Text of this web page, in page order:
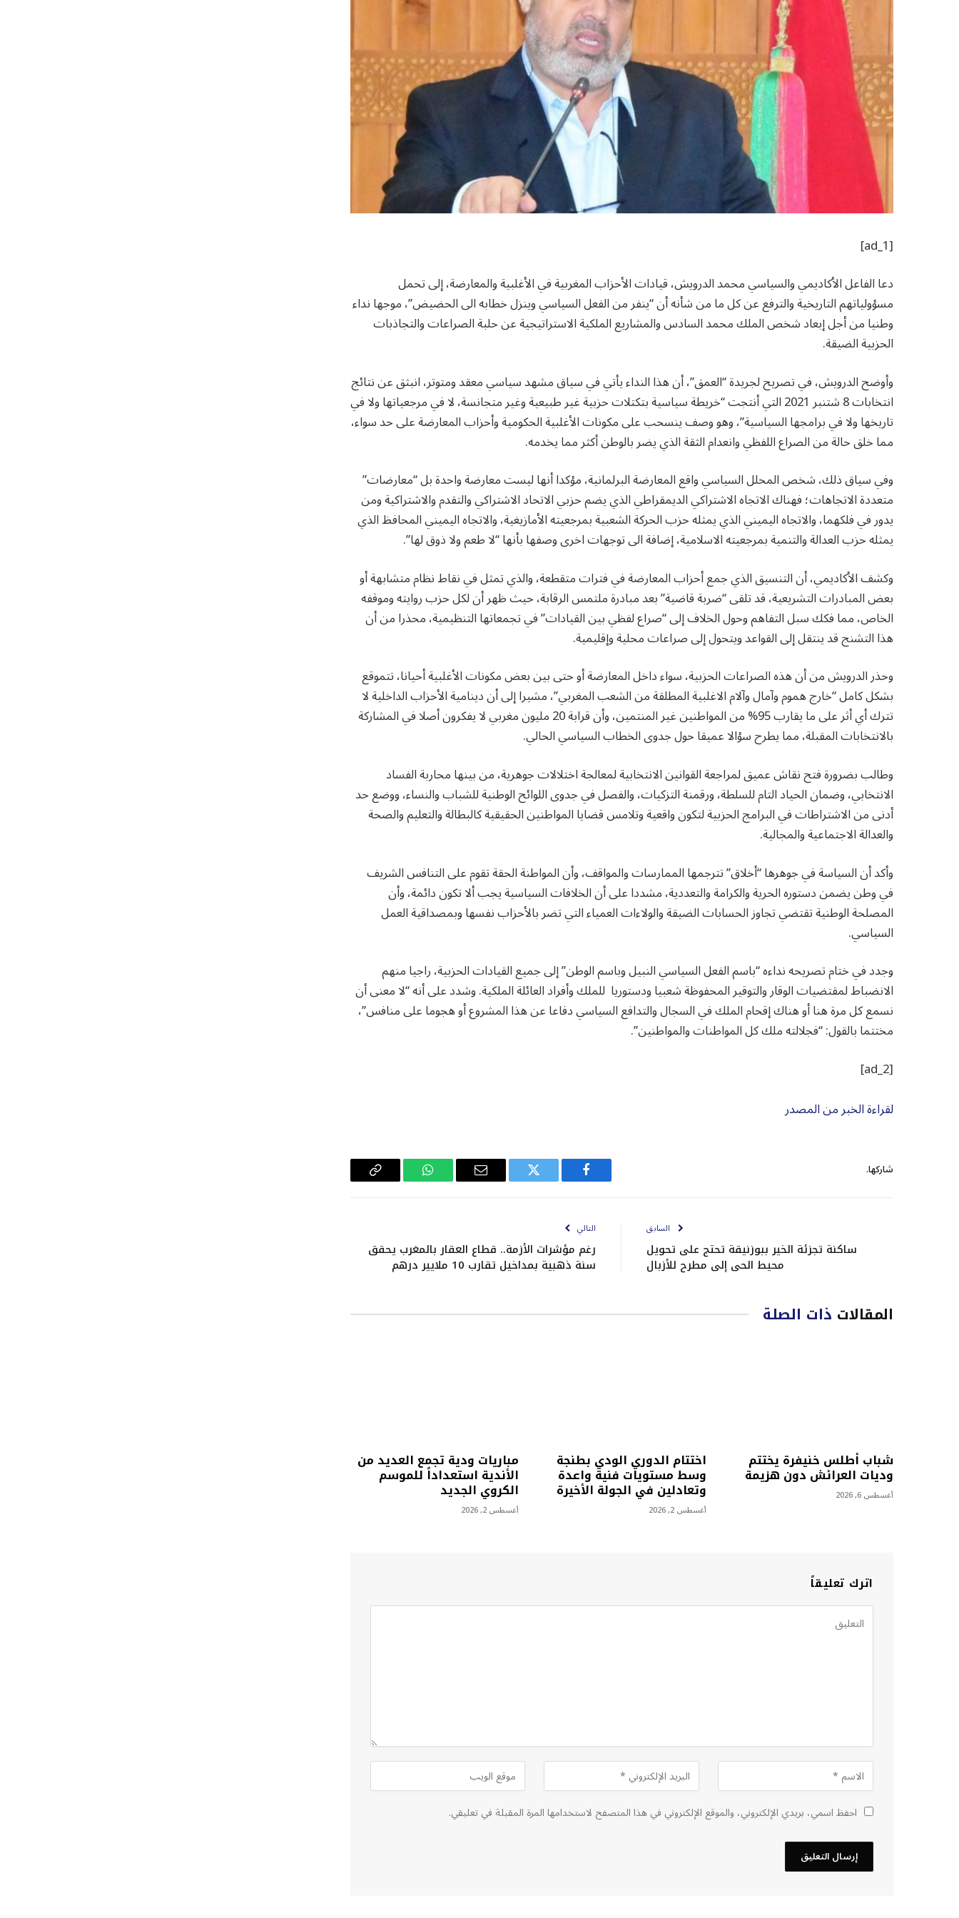
[ad_1]
دعا الفاعل الأكاديمي والسياسي محمد الدرويش، قيادات الأحزاب المغربية في الأغلبية والمعارضة، إلى تحمل
مسؤولياتهم التاريخية والترفع عن كل ما من شأنه أن “ينفر من الفعل السياسي وينزل خطابه الى الحضيض”، موجها نداء
وطنيا من أجل إبعاد شخص الملك محمد السادس والمشاريع الملكية الاستراتيجية عن حلبة الصراعات والتجاذبات
الحزبية الضيقة.
وأوضح الدرويش، في تصريح لجريدة “العمق”، أن هذا النداء يأتي في سياق مشهد سياسي معقد ومتوتر، انبثق عن نتائج
انتخابات 8 شتنبر 2021 التي أنتجت “خريطة سياسية بتكتلات حزبية غير طبيعية وغير متجانسة، لا في مرجعياتها ولا في
تاريخها ولا في برامجها السياسية”، وهو وصف ينسحب على مكونات الأغلبية الحكومية وأحزاب المعارضة على حد سواء،
مما خلق حالة من الصراع اللفظي وانعدام الثقة الذي يضر بالوطن أكثر مما يخدمه.
وفي سياق ذلك، شخص المحلل السياسي واقع المعارضة البرلمانية، مؤكدا أنها ليست معارضة واحدة بل “معارضات”
متعددة الاتجاهات؛ فهناك الاتجاه الاشتراكي الديمقراطي الذي يضم حزبي الاتحاد الاشتراكي والتقدم والاشتراكية ومن
يدور في فلكهما، والاتجاه اليميني الذي يمثله حزب الحركة الشعبية بمرجعيته الأمازيغية، والاتجاه اليميني المحافظ الذي
يمثله حزب العدالة والتنمية بمرجعيته الاسلامية، إضافة الى توجهات اخرى وصفها بأنها “لا طعم ولا ذوق لها”.
وكشف الأكاديمي، أن التنسيق الذي جمع أحزاب المعارضة في فترات متقطعة، والذي تمثل في نقاط نظام متشابهة أو
بعض المبادرات التشريعية، قد تلقى “ضربة قاضية” بعد مبادرة ملتمس الرقابة، حيث ظهر أن لكل حزب روايته وموقفه
الخاص، مما فكك سبل التفاهم وحول الخلاف إلى “صراع لفظي بين القيادات” في تجمعاتها التنظيمية، محذرا من أن
هذا التشنج قد ينتقل إلى القواعد ويتحول إلى صراعات محلية وإقليمية.
وحذر الدرويش من أن هذه الصراعات الحزبية، سواء داخل المعارضة أو حتى بين بعض مكونات الأغلبية أحيانا، تتموقع
بشكل كامل “خارج هموم وآمال وآلام الاغلبية المطلقة من الشعب المغربي”، مشيرا إلى أن دينامية الأحزاب الداخلية لا
تترك أي أثر على ما يقارب 95% من المواطنين غير المنتمين، وأن قرابة 20 مليون مغربي لا يفكرون أصلا في المشاركة
بالانتخابات المقبلة، مما يطرح سؤالا عميقا حول جدوى الخطاب السياسي الحالي.
وطالب بضرورة فتح نقاش عميق لمراجعة القوانين الانتخابية لمعالجة اختلالات جوهرية، من بينها محاربة الفساد
الانتخابي، وضمان الحياد التام للسلطة، ورقمنة التزكيات، والفصل في جدوى اللوائح الوطنية للشباب والنساء، ووضع حد
أدنى من الاشتراطات في البرامج الحزبية لتكون واقعية وتلامس قضايا المواطنين الحقيقية كالبطالة والتعليم والصحة
والعدالة الاجتماعية والمجالية.
وأكد أن السياسة في جوهرها “أخلاق” تترجمها الممارسات والمواقف، وأن المواطنة الحقة تقوم على التنافس الشريف
في وطن يضمن دستوره الحرية والكرامة والتعددية، مشددا على أن الخلافات السياسية يجب ألا تكون دائمة، وأن
المصلحة الوطنية تقتضي تجاوز الحسابات الضيقة والولاءات العمياء التي تضر بالأحزاب نفسها وبمصداقية العمل
السياسي.
وجدد في ختام تصريحه نداءه “باسم الفعل السياسي النبيل وباسم الوطن” إلى جميع القيادات الحزبية، راجيا منهم
الانضباط لمقتضيات الوقار والتوقير المحفوظة شعبيا ودستوريا للملك وأفراد العائلة الملكية. وشدد على أنه “لا معنى أن
نسمع كل مرة هنا أو هناك إقحام الملك في السجال والتدافع السياسي دفاعا عن هذا المشروع أو هجوما على منافس”،
مختتما بالقول: “فجلالته ملك كل المواطنات والمواطنين”.
[ad_2]
لقراءة الخبر من المصدر
شاركها.
فيسبوك تويتر
البريد
واتساب
Copy
السابق
ساكنة تجزئة الخير ببوزنيقة تحتج على تحويل
محيط الحي إلى مطرح للأزبال
التالي
رغم مؤشرات الأزمة.. قطاع العقار بالمغرب يحقق
سنة ذهبية بمداخيل تقارب 10 ملايير درهم
المقالات ذات الصلة
شباب أطلس خنيفرة يختتم
وديات العرائش دون هزيمة
أغسطس 6, 2026
اختتام الدوري الودي بطنجة
وسط مستويات فنية واعدة
وتعادلين في الجولة الأخيرة
أغسطس 2, 2026
مباريات ودية تجمع العديد من
الأندية استعداداً للموسم
الكروي الجديد
أغسطس 2, 2026
اترك تعليقاً
احفظ اسمي، بريدي الإلكتروني، والموقع الإلكتروني في هذا المتصفح لاستخدامها المرة المقبلة في تعليقي.